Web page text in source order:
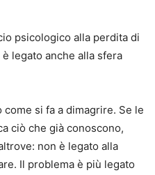
psicologico alla perdita di
legato anche alla sfera
si fa a dimagrire. Se le
ciò che già conoscono,
non è legato alla
Il problema è più legato